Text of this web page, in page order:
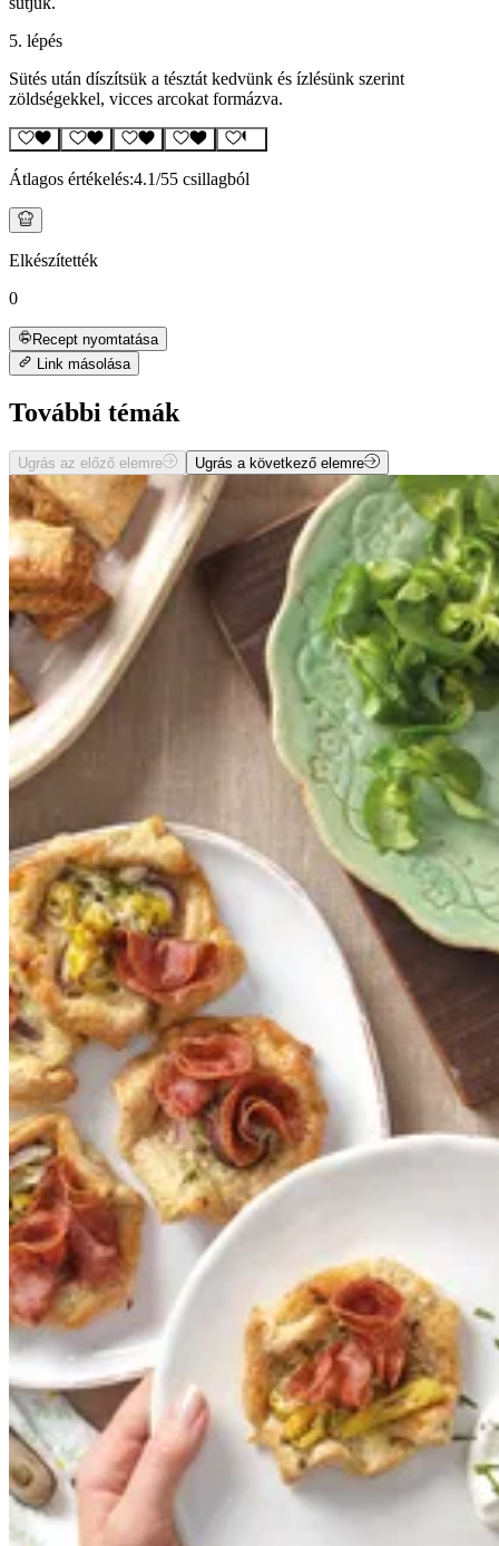
5. lépés
Sütés után díszítsük a tésztát kedvünk és ízlésünk szerint
zöldségekkel, vicces arcokat formázva.
Átlagos értékelés:4.1/55 csillagból
Elkészítették
0
Recept nyomtatása
Link másolása
További témák
Ugrás az előző elemre Ugrás a következő elemre